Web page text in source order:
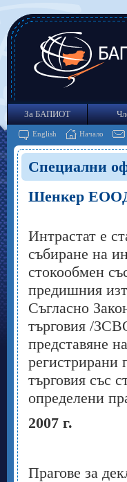
За БАПИОТ
English Начало
Специални
Шенкер
Интрастат е
събиране на
стокообмен
предишния
Съгласно
търговия /
представяне
търговия със
определени
2007 г.
Прагове за